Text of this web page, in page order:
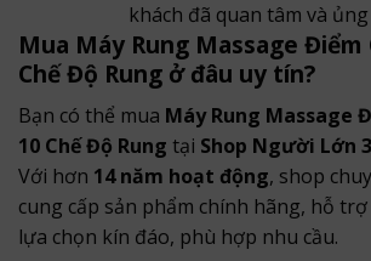
khách đã quan tâm và
Mua Máy Rung Massage Điểm
Chế Độ Rung ở đâu uy tín?
Bạn có thể mua Máy Rung Massage
10 Chế Độ Rung tại Shop Người Lớn
Với hơn 14 năm hoạt động, shop
cung cấp sản phẩm chính hãng, hỗ
lựa chọn kín đáo, phù hợp nhu cầu.